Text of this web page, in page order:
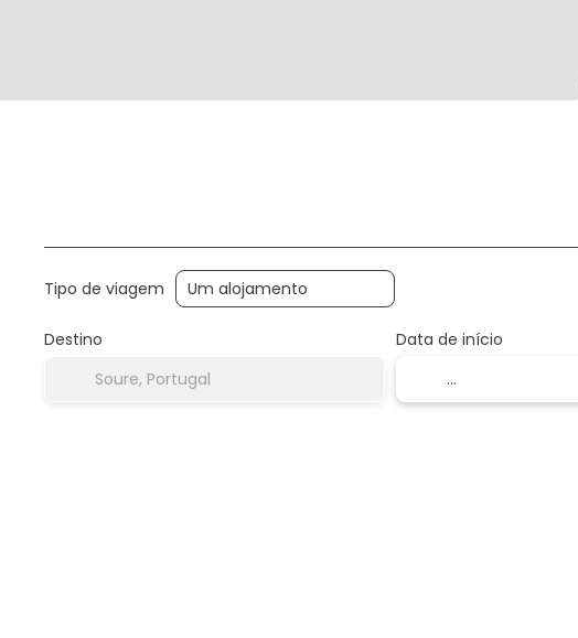
Tipo de viagem
Destino Data de início